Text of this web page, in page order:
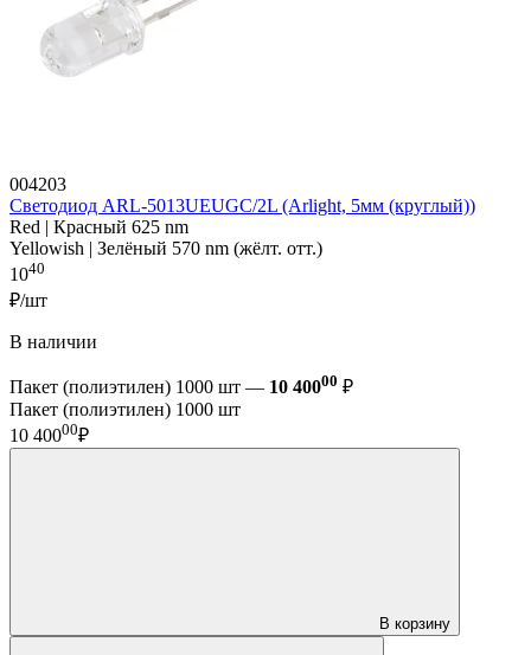
004203
Светодиод ARL-5013UEUGC/2L (Arlight, 5мм (круглый))
Red | Красный 625 nm
Yellowish | Зелёный 570 nm (жёлт. отт.)
1040
₽/шт
В наличии
Пакет (полиэтилен) 1000 шт — 10 40000 ₽
Пакет (полиэтилен) 1000 шт
10 40000₽
В корзину